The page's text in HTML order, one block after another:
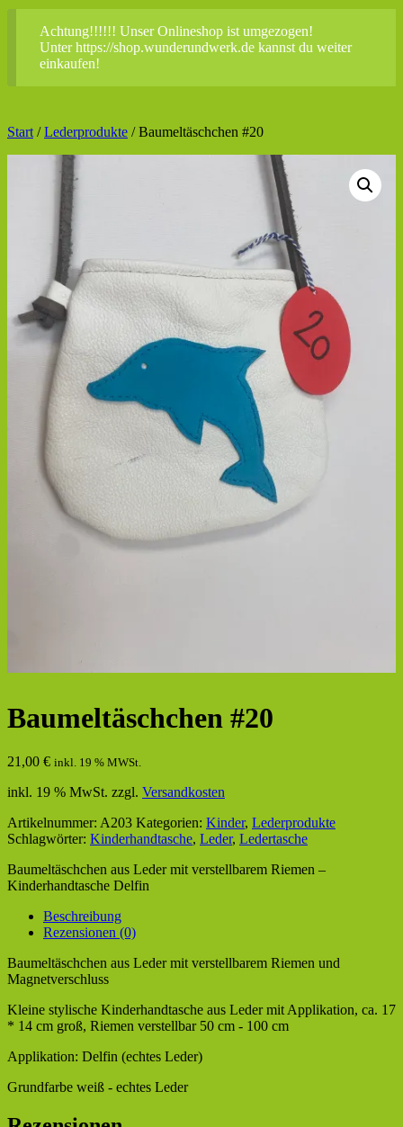
Achtung!!!!!! Unser Onlineshop ist umgezogen!
Unter https://shop.wunderundwerk.de kannst du weiter
einkaufen!
Start /Lederprodukte / Baumeltäschchen #20
Baumeltäschchen #20
21,00 € inkl. 19 % MWSt.
inkl. 19 % MwSt. zzgl. Versandkosten
Artikelnummer: A203 Kategorien: Kinder, Lederprodukte
Schlagwörter: Kinderhandtasche, Leder, Ledertasche
Baumeltäschchen aus Leder mit verstellbarem Riemen –
Kinderhandtasche Delfin
Beschreibung
Rezensionen (0)
Baumeltäschchen aus Leder mit verstellbarem Riemen und
Magnetverschluss
Kleine stylische Kinderhandtasche aus Leder mit Applikation, ca. 17
* 14 cm groß, Riemen verstellbar 50 cm - 100 cm
Applikation: Delfin (echtes Leder)
Grundfarbe weiß - echtes Leder